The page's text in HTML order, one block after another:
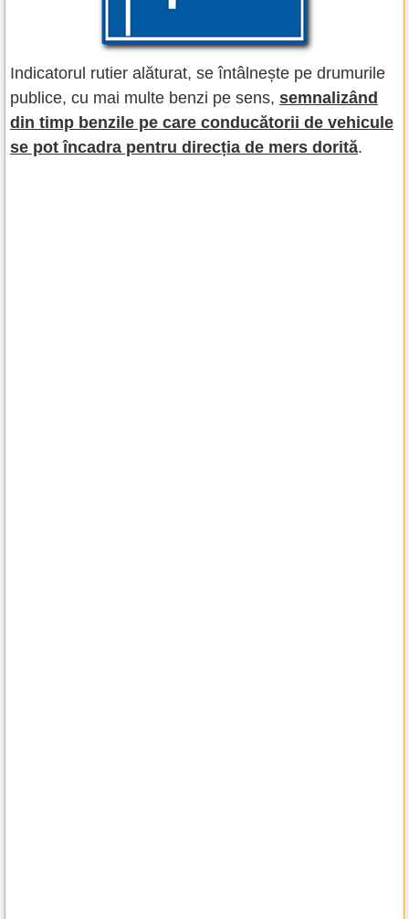
Indicatorul rutier alăturat, se întâlnește pe drumurile
publice, cu mai multe benzi pe sens, semnalizând
din timp benzile pe care conducătorii de vehicule
se pot încadra pentru direcția de mers dorită.